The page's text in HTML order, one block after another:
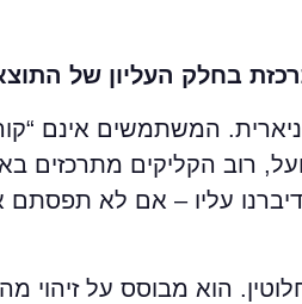
בחלק העליון של
המשתמשים אינם
רוב הקליקים מתרכזים
עליו – אם לא תפסתם
הוא מבוסס על זיהוי